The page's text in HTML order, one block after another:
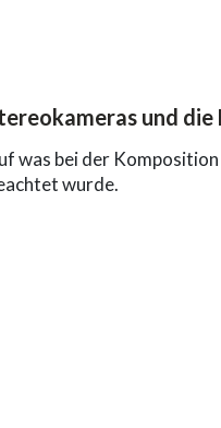
und
was bei der
wurde.